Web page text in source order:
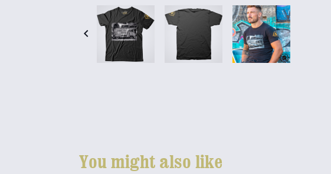

You might also like